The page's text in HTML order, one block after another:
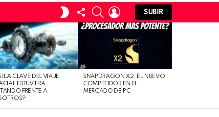
SWITCH
SKIN
FOLLOW
US
SEARCHLOGIN
SUBIR
LA CLAVE DEL VIAJE
ESTUVIERA
FRENTE A
SNAPDRAGON X2: EL NUEVO
COMPETIDOR EN EL
MERCADO DE PC